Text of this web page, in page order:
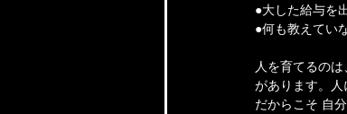
●大した給与を
●何も教えてい
人を育てるの
があります。人
だからこそ 自